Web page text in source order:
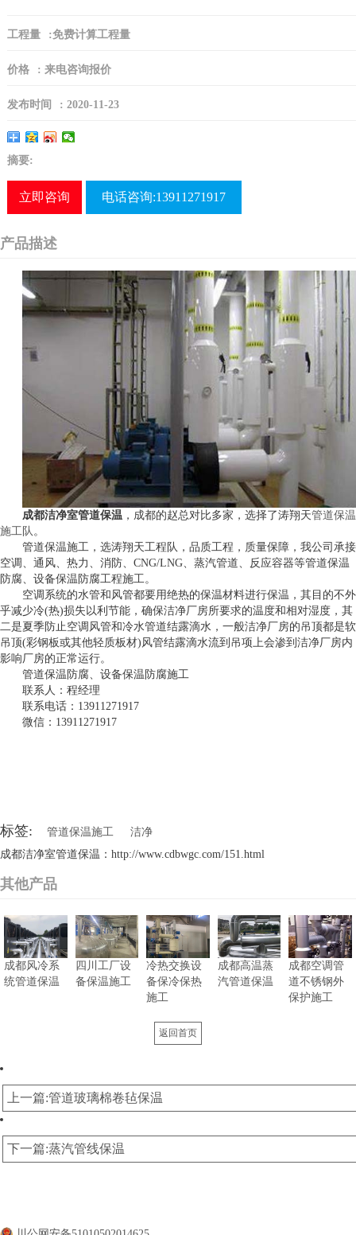
工程量 :免费计算工程量
价格 : 来电咨询报价
发布时间 : 2020-11-23
摘要:
立即咨询 电话咨询:13911271917
产品描述
成都洁净室管道保温 ，成都的赵总对比多家，选择了涛翔天管道保温
施工队。
管道保温施工，选涛翔天工程队，品质工程，质量保障，我公司承接
空调、通风、热力、消防、CNG/LNG、蒸汽管道、反应容器等管道保温
防腐、设备保温防腐工程施工。
空调系统的水管和风管都要用绝热的保温材料进行保温，其目的不外
乎减少冷(热)损失以利节能，确保洁净厂房所要求的温度和相对湿度，其
二是夏季防止空调风管和冷水管道结露滴水，一般洁净厂房的吊顶都是软
吊顶(彩钢板或其他轻质板材)风管结露滴水流到吊项上会渗到洁净厂房内
影响厂房的正常运行。
管道保温防腐、设备保温防腐施工
联系人：程经理
联系电话：13911271917
微信：13911271917
标签: 管道保温施工
洁净
成都洁净室管道保温：http://www.cdbwgc.com/151.html
其他产品
成都风冷系
统管道保温
四川工厂设
备保温施工
冷热交换设
备保冷保热
施工
成都高温蒸
汽管道保温
成都空调管
道不锈钢外
保护施工
返回首页
上一篇:管道玻璃棉卷毡保温
下一篇:蒸汽管线保温